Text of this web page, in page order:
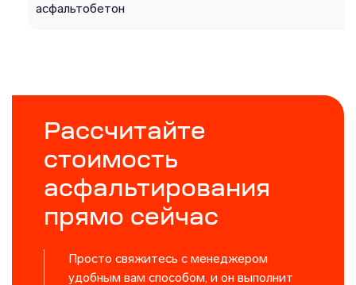
асфальтобетон
Рассчитайте
стоимость
асфальтирования
прямо сейчас
Просто свяжитесь с менеджером
удобным вам способом, и он выполнит